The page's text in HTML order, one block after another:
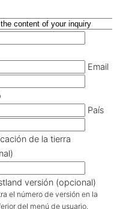
Email
País
de la tierra
versión (opcional)
el número de versión en la
del menú de usuario.